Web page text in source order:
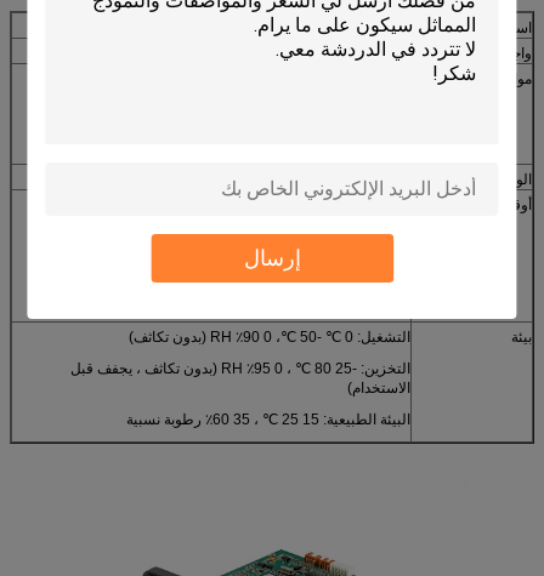
إرسال
استهلاك الطاقة
العمل الحالي: 200 مللي أمبير
واجهه المستخدم
واجهة RS232 أو USB (الكشف تلقائيًا)
مواصفات البطاقة
الوزن الصافي
تقريبا.240 جرام (باستثناء الملحق والحزمة)
أوقات الحياة
رأس مغناطيسي 1،000،000 مرة كحد أدنى
حامل اتصال البطاقة الممغنطة و
بيئة
التشغيل: 0 ℃ -50 ℃، 0 90٪ RH (بدون تكاثف)
التخزين: -25 80 ℃ ، 0 95٪ RH (بدون تكاثف ، يجفف قبل
الاستخدام)
البيئة الطبيعية: 15 25 ℃ ، 35 60٪ رطوبة نسبية